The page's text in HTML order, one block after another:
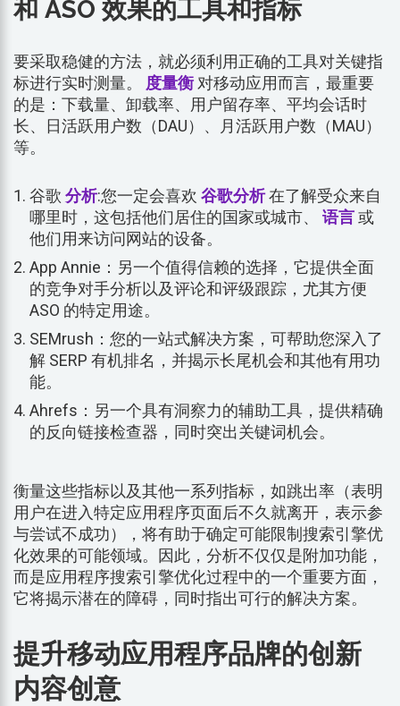
和 ASO 效果的工具和指标
要采取稳健的方法，就必须利用正确的工具对关键指
标进行实时测量。 度量衡对移动应用而言，最重要
的是：下载量、卸载率、用户留存率、平均会话时
长、日活跃用户数（DAU）、月活跃用户数（MAU）
等。
谷歌 分析:您一定会喜欢 谷歌分析在了解受众来自
哪里时，这包括他们居住的国家或城市、 语言或
他们用来访问网站的设备。
App Annie：另一个值得信赖的选择，它提供全面
的竞争对手分析以及评论和评级跟踪，尤其方便
ASO 的特定用途。
SEMrush：您的一站式解决方案，可帮助您深入了
解 SERP 有机排名，并揭示长尾机会和其他有用功
能。
Ahrefs：另一个具有洞察力的辅助工具，提供精确
的反向链接检查器，同时突出关键词机会。
衡量这些指标以及其他一系列指标，如跳出率（表明
用户在进入特定应用程序页面后不久就离开，表示参
与尝试不成功），将有助于确定可能限制搜索引擎优
化效果的可能领域。因此，分析不仅仅是附加功能，
而是应用程序搜索引擎优化过程中的一个重要方面，
它将揭示潜在的障碍，同时指出可行的解决方案。
提升移动应用程序品牌的创新
内容创意